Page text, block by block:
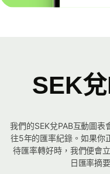
SEK
我們的SEK兌PAB互動圖
往5年的匯率紀錄。如果你
待匯率轉好時，我們便會
日匯率摘